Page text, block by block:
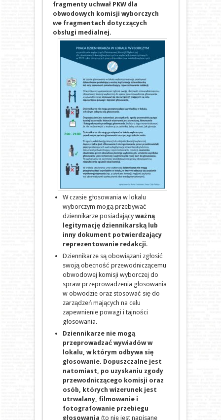
fragmenty uchwał PKW dla
obwodowych komisji wyborczych
we fragmentach dotyczących
obsługi medialnej.
W czasie głosowania w lokalu
wyborczym mogą przebywać
dziennikarze posiadającyważną
legitymację dziennikarską lub
inny dokument potwierdzający
reprezentowanie redakcji.
Dziennikarze są obowiązani zgłosić
swoją obecność przewodniczącemu
obwodowej komisji wyborczej do
spraw przeprowadzenia głosowania
w obwodzie oraz stosować się do
zarządzeń mających na celu
zapewnienie powagi i tajności
głosowania.
Dziennikarze nie mogą
przeprowadzać wywiadów w
lokalu, w którym odbywa się
głosowanie. Dopuszczalne jest
natomiast, po uzyskaniu zgody
przewodniczącego komisji oraz
osób, których wizerunek jest
utrwalany, filmowanie i
fotografowanie przebiegu
głosowania (to nie jest napisane